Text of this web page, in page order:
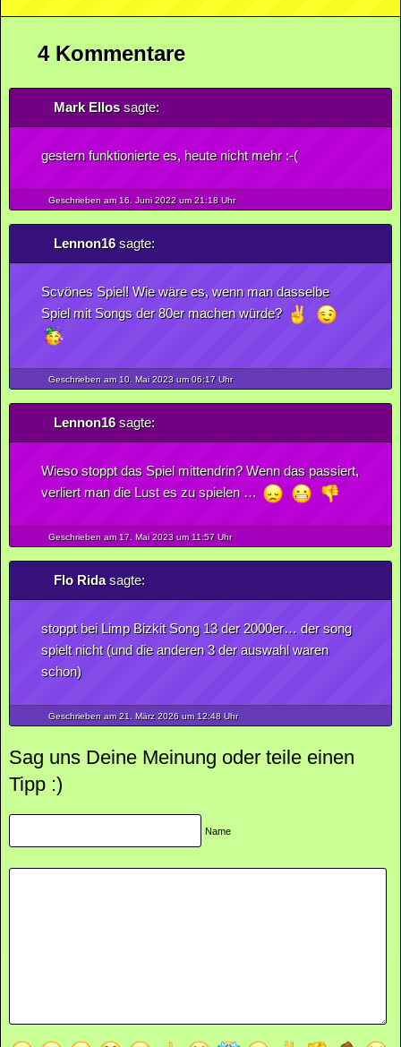
4 Kommentare
Mark Ellossagte:
gestern funktionierte es, heute nicht mehr :-(
Geschrieben am 16. Juni2022um 21:18 Uhr
Lennon16sagte:
Scvönes Spiel! Wie wäre es, wenn man dasselbe
Spiel mit Songs der 80er machen würde?
Geschrieben am 10. Mai2023um 06:17 Uhr
Lennon16sagte:
Wieso stoppt das Spiel mittendrin? Wenn das passiert,
verliert man die Lust es zu spielen …
Geschrieben am 17. Mai2023um 11:57 Uhr
Flo Ridasagte:
stoppt bei Limp Bizkit Song 13 der 2000er… der song
spielt nicht (und die anderen 3 der auswahl waren
schon)
Geschrieben am 21. März2026um 12:48 Uhr
Sag uns Deine Meinung oder teile einen
Tipp :)
Name